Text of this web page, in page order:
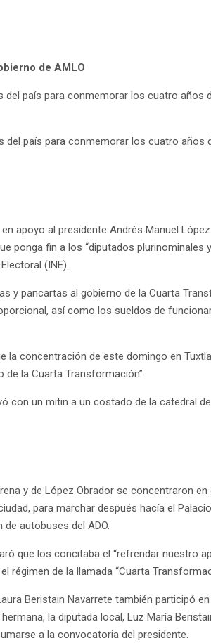
de AMLO
país para conmemorar los cuatro años
país para conmemorar los cuatro años
apoyo al presidente Andrés Manuel
ponga fin a los “diputados plurinominales
(INE).
y pancartas al gobierno de la Cuarta
así como los sueldos de
la concentración de este domingo en
la Cuarta Transformación”.
con un mitin a un costado de la catedral
y de López Obrador se concentraron en
para marchar después hacía el
autobuses del ADO.
que los concitaba el “refrendar nuestro
régimen de la llamada “Cuarta
Beristain Navarrete también participó
la diputada local, Luz María
a la convocatoria del presidente.